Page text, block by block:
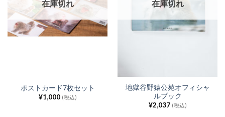
在庫切れ
ポストカード7枚セット
¥1,000 (税込)
在庫切れ
地獄谷野猿公苑オフィシャ
ルブック
¥2,037 (税込)